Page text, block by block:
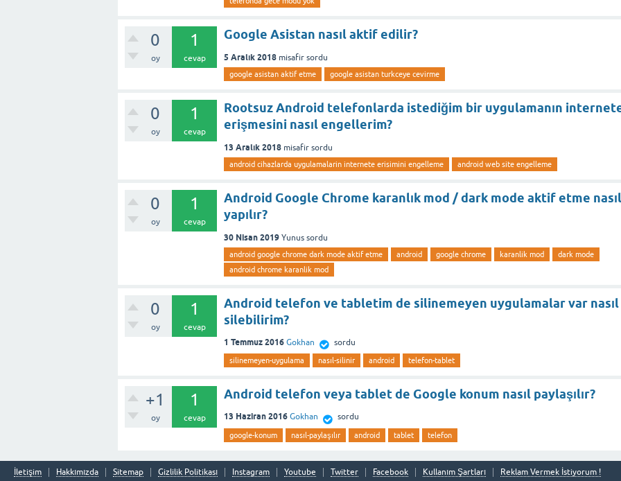
0
oy
1
cevap
Google Asistan nasıl aktif edilir?
5 Aralık 2018 misafir sordu
google asistan aktif etme google asistan turkceye cevirme
0
oy
1
cevap
Rootsuz Android telefonlarda istediğim bir uygulamanın
erişmesini nasıl engellerim?
13 Aralık 2018 misafir sordu
android cihazlarda uygulamalarin internete erisimini engelleme android web site engelleme
0
oy
1
cevap
Android Google Chrome karanlık mod / dark mode aktif etme nasıl
yapılır?
30 Nisan 2019 Yunus sordu
android google chrome dark mode aktif etme android google chrome karanlik mod
dark mode
android chrome karanlik mod
0
oy
1
cevap
Android telefon ve tabletim de silinemeyen uygulamalar var nasıl
silebilirim?
1 Temmuz 2016 Gokhan sordu
silinemeyen-uygulama nasıl-silinir android telefon-tablet
+1
oy
1
cevap
Android telefon veya tablet de Google konum nasıl paylaşılır?
13 Haziran 2016 Gokhan sordu
google-konum nasıl-paylaşılır android tablet telefon
İletişim Hakkımızda Sitemap Gizlilik Politikası Instagram Youtube Twitter Facebook Kullanım Şartları Reklam Vermek İstiyorum !